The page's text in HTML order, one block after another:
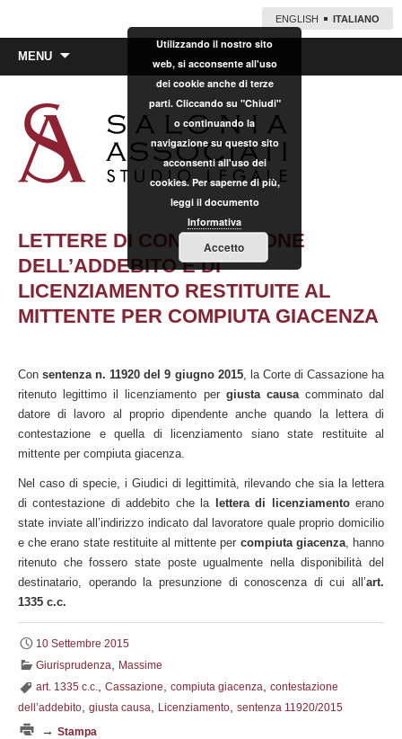
ENGLISH ITALIANO
MENU
LETTERE DI CONTESTAZIONE
DELL’ADDEBITO E DI
LICENZIAMENTO RESTITUITE AL
MITTENTE PER COMPIUTA GIACENZA
Consentenza n. 11920 del 9 giugno 2015, la Corte di Cassazione ha
ritenuto legittimo il licenziamento per giusta causacomminato dal
datore di lavoro al proprio dipendente anche quando la lettera di
contestazione e quella di licenziamento siano state restituite al
mittente per compiuta giacenza.
Nel caso di specie, i Giudici di legittimità, rilevando che sia la lettera
di contestazione di addebito che lalettera di licenziamentoerano
state inviate all’indirizzo indicato dal lavoratore quale proprio domicilio
e che erano state restituite al mittente per compiuta giacenza, hanno
ritenuto che fossero state poste ugualmente nella disponibilità del
destinatario, operando la presunzione di conoscenza di cui all’art.
1335 c.c.
10 Settembre 2015
Giurisprudenza
Massime
art. 1335 c.c. Cassazione compiuta giacenza contestazione
dell’addebito giusta causa Licenziamento sentenza 11920/2015
→ Stampa
Utilizzando il nostro sito
web, si acconsente all'uso
dei cookie anche di terze
parti. Cliccando su "Chiudi"
o continuando la
navigazione su questo sito
acconsenti all'uso dei
cookies. Per saperne di più,
leggi il documento
Informativa
Accetto